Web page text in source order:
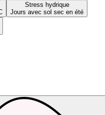
Stress hydrique
Jours avec sol sec en été